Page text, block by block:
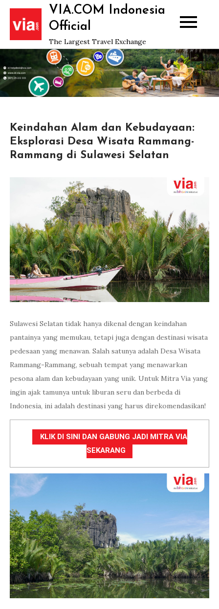
Skip
content
VIA.COM Indonesia
Official
The Largest Travel Exchange
Keindahan Alam dan Kebudayaan:
Eksplorasi Desa Wisata Rammang-
Rammang di Sulawesi Selatan
Sulawesi Selatan tidak hanya dikenal dengan keindahan
pantainya yang memukau, tetapi juga dengan destinasi wisata
pedesaan yang menawan. Salah satunya adalah Desa Wisata
Rammang-Rammang, sebuah tempat yang menawarkan
pesona alam dan kebudayaan yang unik. Untuk Mitra Via yang
ingin ajak tamunya untuk liburan seru dan berbeda di
Indonesia, ini adalah destinasi yang harus direkomendasikan!
KLIK DI SINI DAN GABUNG JADI MITRA VIA
SEKARANG